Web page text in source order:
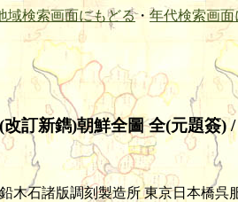
域検索画面にもどる・ 年代検索画面
訂新鐫)朝鮮全圖 全(元題簽)
木石諸版調刻製造所 東京日本橋呉